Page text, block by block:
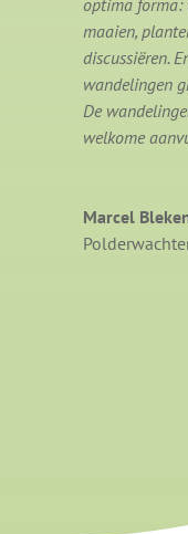
optima forma:
maaien,
discussiëren.
wandelingen
De
welkome
Marcel